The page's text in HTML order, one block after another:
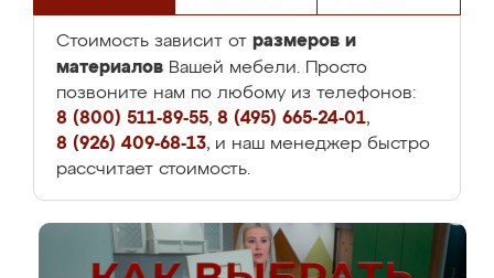
Стоимость зависит от размеров и
материалов Вашей мебели. Просто
позвоните нам по любому из телефонов:
8 (800) 511-89-55, 8 (495) 665-24-01,
8 (926) 409-68-13, и наш менеджер быстро
рассчитает стоимость.